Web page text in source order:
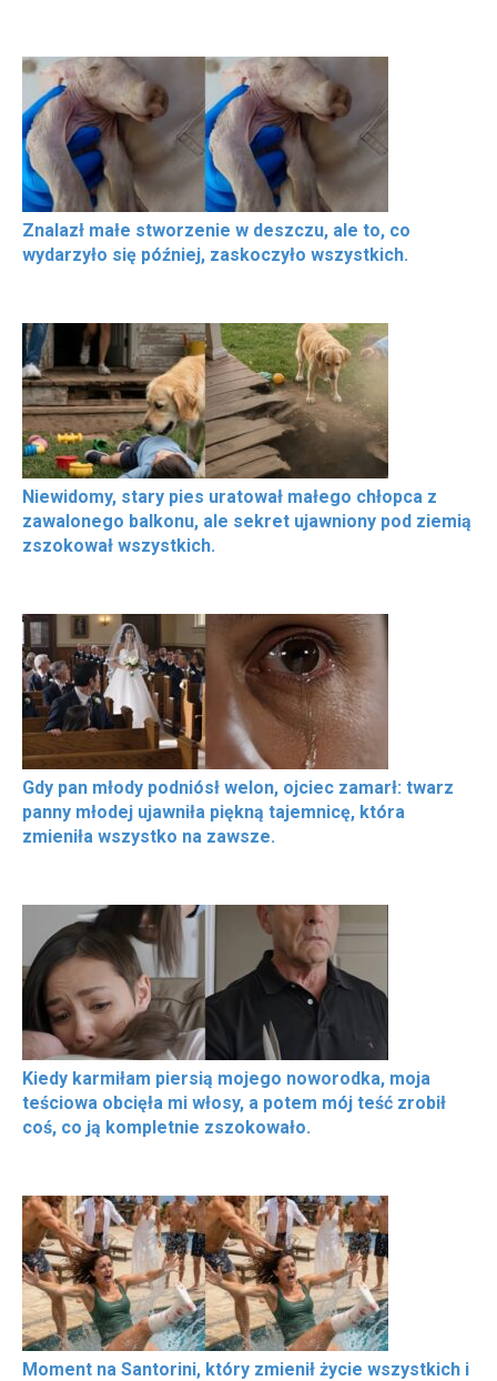
Znalazł małe stworzenie w deszczu, ale to, co
wydarzyło się później, zaskoczyło wszystkich.
Niewidomy, stary pies uratował małego chłopca z
zawalonego balkonu, ale sekret ujawniony pod ziemią
zszokował wszystkich.
Gdy pan młody podniósł welon, ojciec zamarł: twarz
panny młodej ujawniła piękną tajemnicę, która
zmieniła wszystko na zawsze.
Kiedy karmiłam piersią mojego noworodka, moja
teściowa obcięła mi włosy, a potem mój teść zrobił
coś, co ją kompletnie zszokowało.
Moment na Santorini, który zmienił życie wszystkich i